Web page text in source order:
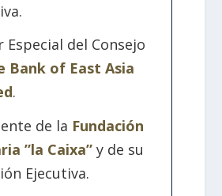
Especial del Consejo
Bank of East Asia
.
de la Fundación
”la Caixa” y de su
Ejecutiva.